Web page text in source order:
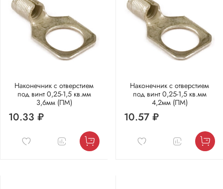
Наконечник с отверстием
под винт 0,25-1,5 кв.мм
3,6мм (ПМ)
10.33 ₽
Наконечник с отверстием
под винт 0,25-1,5 кв.мм
4,2мм (ПМ)
10.57 ₽